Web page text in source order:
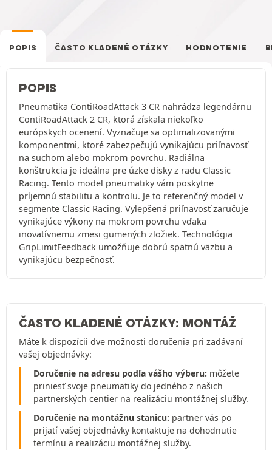
POPIS ČASTO KLADENÉ OTÁZKY HODNOTENIE
POPIS
Pneumatika ContiRoadAttack 3 CR nahrádza legendárnu
ContiRoadAttack 2 CR, ktorá získala niekoľko
európskych ocenení. Vyznačuje sa optimalizovanými
komponentmi, ktoré zabezpečujú vynikajúcu priľnavosť
na suchom alebo mokrom povrchu. Radiálna
konštrukcia je ideálna pre úzke disky z radu Classic
Racing. Tento model pneumatiky vám poskytne
príjemnú stabilitu a kontrolu. Je to referenčný model v
segmente Classic Racing. Vylepšená priľnavosť zaručuje
vynikajúce výkony na mokrom povrchu vďaka
inovatívnemu zmesi gumených zložiek. Technológia
GripLimitFeedback umožňuje dobrú spätnú väzbu a
vynikajúcu bezpečnosť.
ČASTO KLADENÉ OTÁZKY: MONTÁŽ
Máte k dispozícii dve možnosti doručenia pri zadávaní
vašej objednávky:
Doručenie na adresu podľa vášho výberu: môžete
priniesť svoje pneumatiky do jedného z našich
partnerských centier na realizáciu montážnej služby.
Doručenie na montážnu stanicu: partner vás po
prijatí vašej objednávky kontaktuje na dohodnutie
termínu a realizáciu montážnej služby.